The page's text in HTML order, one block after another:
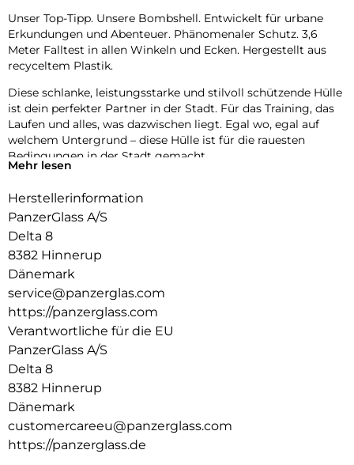
Unser Top-Tipp. Unsere Bombshell. Entwickelt für urbane
Erkundungen und Abenteuer. Phänomenaler Schutz. 3,6
Meter Falltest in allen Winkeln und Ecken. Hergestellt aus
recyceltem Plastik.
Diese schlanke, leistungsstarke und stilvoll schützende Hülle
ist dein perfekter Partner in der Stadt. Für das Training, das
Laufen und alles, was dazwischen liegt. Egal wo, egal auf
welchem Untergrund – diese Hülle ist für die rauesten
Bedingungen in der Stadt gemacht.
damit deine Selfies und Fotos nie in Gefahr sind.
DARE TO CARE:
CARE ist eine verspielte, schützende internationale Tech- und
Lifestyle-Marke, die aus den hochwertigsten Materialien
hergestellt und von Mode-, Kunst- und Musiktrends
beeinflusst wird. Wir kümmern uns um Menschen und die
Welt, in der wir leben. Wir legen Wert auf Nachhaltigkeit und
Selbstdarstellung. Wir kümmern uns um Technik und die
Lebensdauer von Technik. Verwandle dein Handy in ein
stilvoll geschütztes Accessoire. Zeig der Welt, dass du dich
um sie sorgst.
Mehr lesen
Herstellerinformation
PanzerGlass A/S
Delta 8
8382 Hinnerup
Dänemark
service@panzerglas.com
https://panzerglass.com
Verantwortliche für die EU
PanzerGlass A/S
Delta 8
8382 Hinnerup
Dänemark
customercareeu@panzerglass.com
https://panzerglass.de